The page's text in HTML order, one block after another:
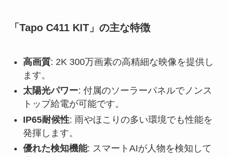
「Tapo C411 KIT」の主な特徴
高画質: 2K 300万画素の高精細な映像を提供し
ます。
太陽光パワー: 付属のソーラーパネルでノンス
トップ給電が可能です。
IP65耐候性: 雨やほこりの多い環境でも性能を
発揮します。
優れた検知機能: スマートAIが人物を検知して